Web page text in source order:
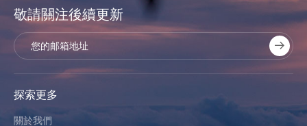
敬請關注後續更新
探索更多
關於我們